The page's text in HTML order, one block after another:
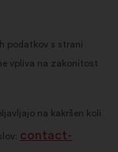
podatkov s strani
vpliva na zakonitost
na kakršen koli
contact-